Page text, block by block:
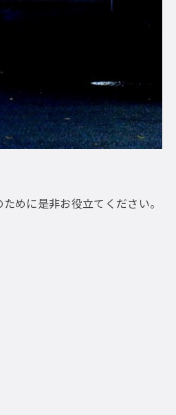
めに是非お役立てください。